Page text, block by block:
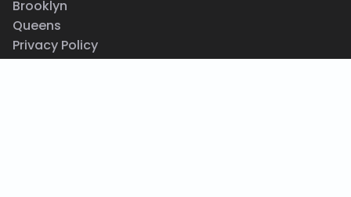
Brooklyn
Queens
Privacy Policy
Terms & Conditions